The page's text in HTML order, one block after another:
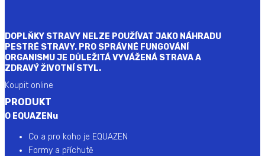
DOPLŇKY STRAVY NELZE POUŽÍVAT JAKO NÁHRADU
PESTRÉ STRAVY. PRO SPRÁVNÉ FUNGOVÁNÍ
ORGANISMU JE DŮLEŽITÁ VYVÁŽENÁ STRAVA A
ZDRAVÝ ŽIVOTNÍ STYL.
Koupit online
PRODUKT
O EQUAZENu
Co a pro koho je EQUAZEN
Formy a příchutě